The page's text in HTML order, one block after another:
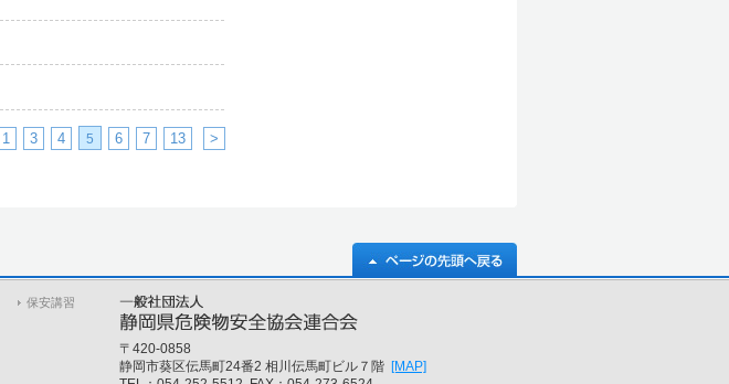
1 3 4 5 6 7 13 >
保安講習
〒420-0858
静岡市葵区伝馬町24番2 相川伝馬町ビル７階 [MAP]